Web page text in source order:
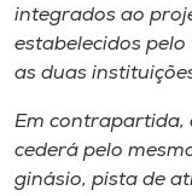
A+
A-
integrados ao
estabelecidos
as duas
Em contrapartida​,​
cederá pelo
ginásio, pista de